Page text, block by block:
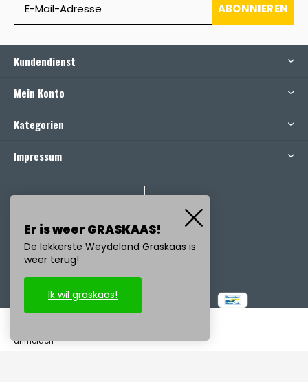
ABONNIEREN
Kundendienst
Mein Konto
Kategorien
Impressum
anmelden
Er is weer GRASKAAS!
De lekkerste Weydeland Graskaas is
weer terug!
Ik wil graskaas!